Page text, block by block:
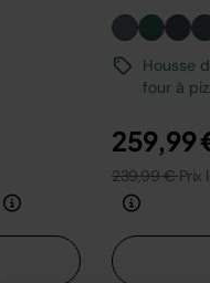
Housse
four à
259,99
239,99 €Prix